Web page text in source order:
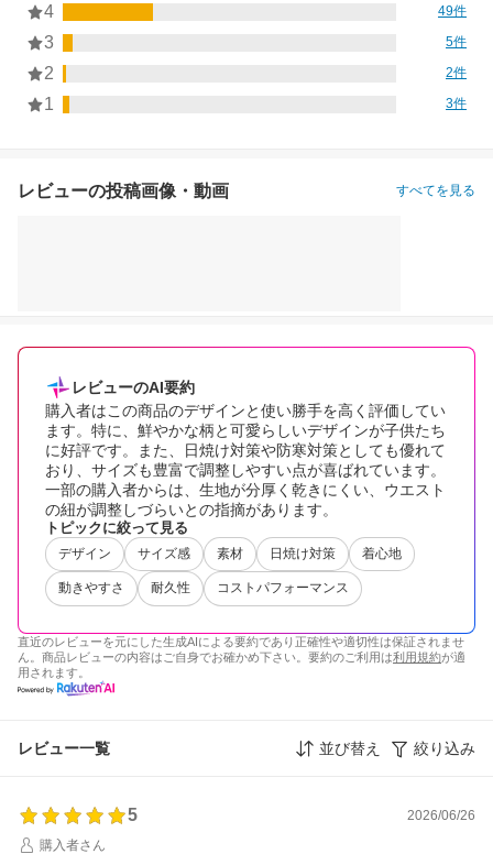
4 49件
3 5件
2 2件
1 3件
レビューの投稿画像・動画 すべてを見る
レビューのAI要約
購入者はこの商品のデザインと使い勝手を高く評価してい
ます。特に、鮮やかな柄と可愛らしいデザインが子供たち
に好評です。また、日焼け対策や防寒対策としても優れて
おり、サイズも豊富で調整しやすい点が喜ばれています。
一部の購入者からは、生地が分厚く乾きにくい、ウエスト
の紐が調整しづらいとの指摘があります。
トピックに絞って見る
デザイン サイズ感 素材 日焼け対策 着心地
動きやすさ 耐久性 コストパフォーマンス
直近のレビューを元にした生成AIによる要約であり正確性や適切性は保証されませ
ん。商品レビューの内容はご自身でお確かめ下さい。要約のご利用は利用規約が適
用されます。
レビュー一覧 並び替え 絞り込み
5
2026/06/26
購入者さん